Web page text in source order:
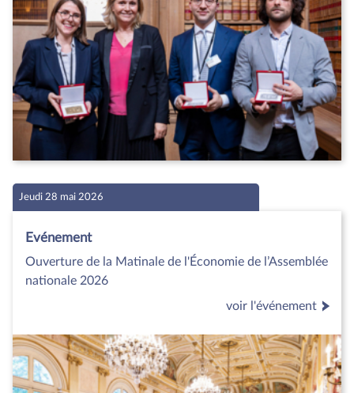
Jeudi 28 mai 2026
Evénement
Ouverture de la Matinale de l'Économie de l’Assemblée
nationale 2026
voir l'événement